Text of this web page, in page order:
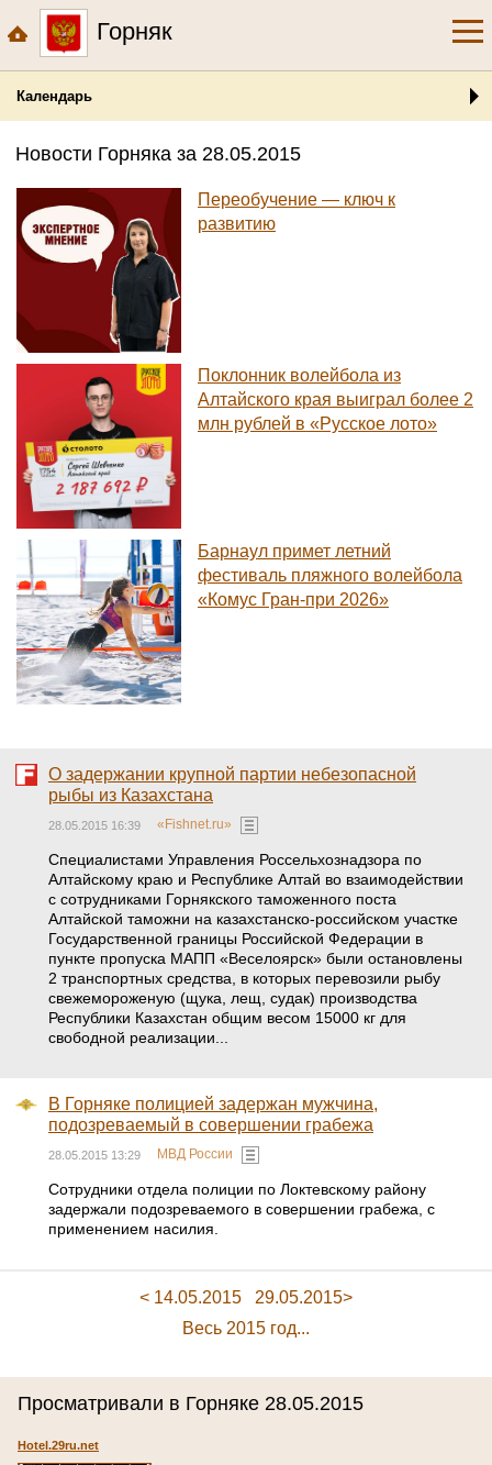
Горняк
Календарь
Новости Горняка за 28.05.2015
Переобучение — ключ к
развитию
Поклонник волейбола из
Алтайского края выиграл более 2
млн рублей в «Русское лото»
Барнаул примет летний
фестиваль пляжного волейбола
«Комус Гран-при 2026»
О задержании крупной партии небезопасной
рыбы из Казахстана
28.05.2015 16:39 «Fishnet.ru»
Специалистами Управления Россельхознадзора по
Алтайскому краю и Республике Алтай во взаимодействии
с сотрудниками Горнякского таможенного поста
Алтайской таможни на казахстанско-российском участке
Государственной границы Российской Федерации в
пункте пропуска МАПП «Веселоярск» были остановлены
2 транспортных средства, в которых перевозили рыбу
свежемороженую (щука, лещ, судак) производства
Республики Казахстан общим весом 15000 кг для
свободной реализации...
В Горняке полицией задержан мужчина,
подозреваемый в совершении грабежа
28.05.2015 13:29 МВД России
Сотрудники отдела полиции по Локтевскому району
задержали подозреваемого в совершении грабежа, с
применением насилия.
< 14.05.2015
29.05.2015>
Весь 2015 год...
Просматривали в Горняке 28.05.2015
Hotel.29ru.net